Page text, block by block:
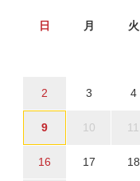
日 月 火
2 3 4
9 10 11
16 17 18